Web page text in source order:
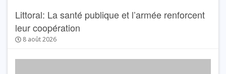
Littoral: La santé publique et l’armée renforcent
leur coopération
8 août 2026